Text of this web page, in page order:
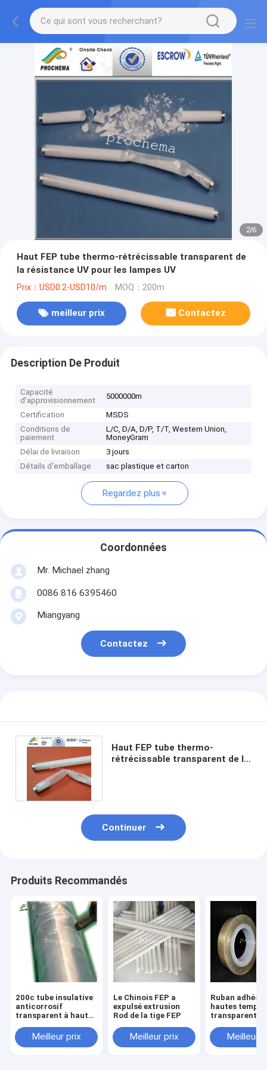
2/6
Haut FEP tube thermo-rétrécissable transparent de
la résistance UV pour les lampes UV
Prix：USD0.2-USD10/m MOQ：200m
meilleur prix Contactez
Description De Produit
Capacité
d'approvisionnement
5000000m
Certification
MSDS
Conditions de
paiement
L/C, D/A, D/P, T/T, Western Union,
MoneyGram
Délai de livraison
3 jours
Détails d'emballage
sac plastique et carton
Regardez plus
Coordonnées
Mr. Michael zhang
0086 816 6395460
Miangyang
Contactez
Haut FEP tube thermo-
rétrécissable transparent de la
Continuer
Produits Recommandés
200c tube insulative
anticorrosif
transparent à hautes
rétrécissement de la
résistance FEP
Meilleur prix
Le Chinois FEP a
expulsé extrusion
Rod de la tige FEP
Meilleur prix
Ruban adhésif
hautes
transparent
Meilleur